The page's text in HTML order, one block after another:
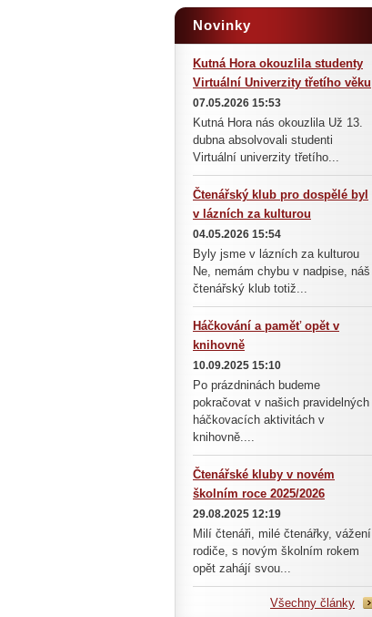
Novinky
Kutná Hora okouzlila studenty
Virtuální Univerzity třetího věku
07.05.2026 15:53
Kutná Hora nás okouzlila Už 13.
dubna absolvovali studenti
Virtuální univerzity třetího...
Čtenářský klub pro dospělé byl
v lázních za kulturou
04.05.2026 15:54
Byly jsme v lázních za kulturou
Ne, nemám chybu v nadpise, náš
čtenářský klub totiž...
Háčkování a paměť opět v
knihovně
10.09.2025 15:10
Po prázdninách budeme
pokračovat v našich pravidelných
háčkovacích aktivitách v
knihovně....
Čtenářské kluby v novém
školním roce 2025/2026
29.08.2025 12:19
Milí čtenáři, milé čtenářky, vážení
rodiče, s novým školním rokem
opět zahájí svou...
Všechny články